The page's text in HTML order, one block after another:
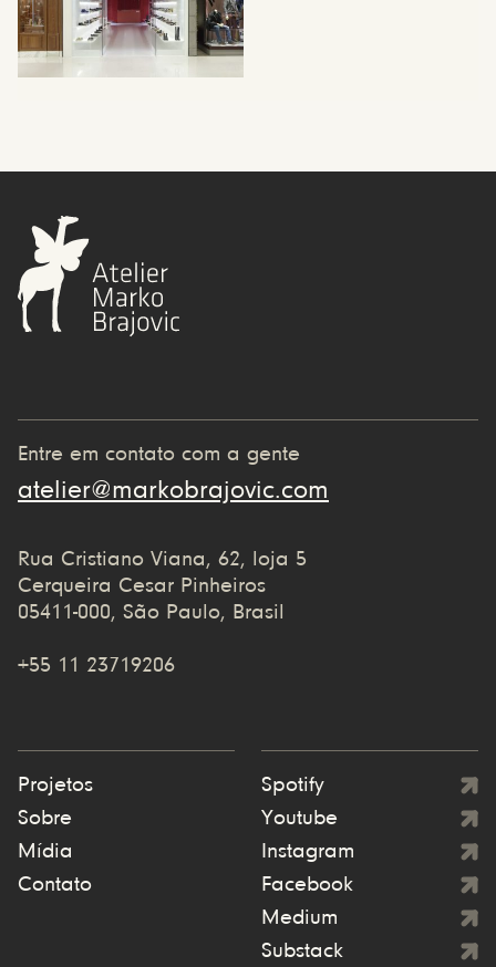
Entre em contato com a gente
atelier@markobrajovic.com
Rua Cristiano Viana, 62, loja 5
Cerqueira Cesar Pinheiros
05411-000, São Paulo, Brasil
+55 11 23719206
Projetos
Sobre
Mídia
Contato
Spotify
Youtube
Instagram
Facebook
Medium
Substack